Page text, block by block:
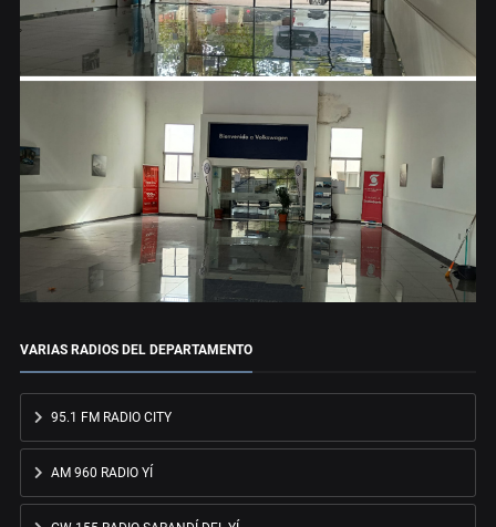
VARIAS RADIOS DEL DEPARTAMENTO
95.1 FM RADIO CITY
AM 960 RADIO YÍ